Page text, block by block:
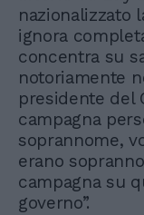
nazionalizzato
ignora
concentra su
notoriamente
presidente del
campagna
soprannome,
erano
campagna su
governo”.